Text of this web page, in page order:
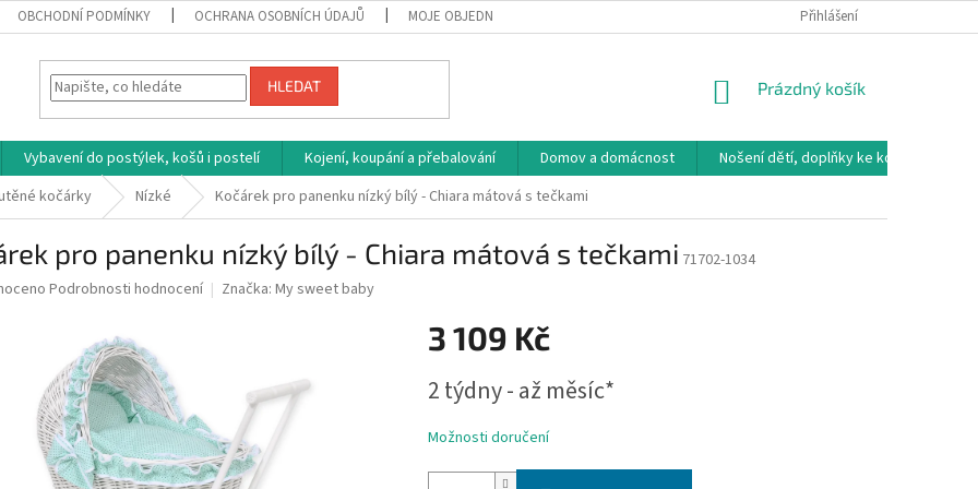
OBCHODNÍ PODMÍNKY OCHRANA OSOBNÍCH ÚDAJŮ MOJE OBJEDNÁVKA DOPRAVA, PLATBY A
Přihlášení
HLEDAT
NÁKUPNÍ
Prázdný košík
Vybavení do postýlek, košů i postelí Kojení, koupání a přebalování Domov a domácnost
Nošení dětí, doplňky ke kočárkům
kočárky Nízké Kočárek pro panenku nízký bílý - Chiara mátová s tečkami
pro panenku nízký bílý - Chiara mátová s tečkami 71702-1034
Podrobnosti hodnocení Značka: My sweet baby
3 109 Kč
cena:
2 týdny - až měsíc*
Možnosti doručení